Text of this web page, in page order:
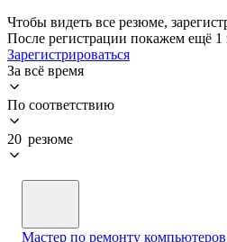
Чтобы видеть все резюме,
После регистрации покажем ещё 1
Зарегистрироваться
За всё время
По соответствию
20 резюме
Мастер по ремонту компьютеров